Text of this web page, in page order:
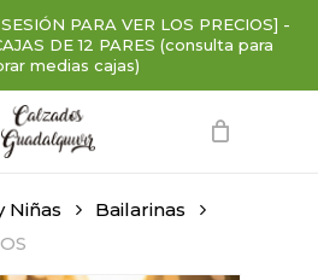
PARA VER LOS PRECIOS] -
DE 12 PARES (consulta para
medias cajas)
Niñas
Bailarinas